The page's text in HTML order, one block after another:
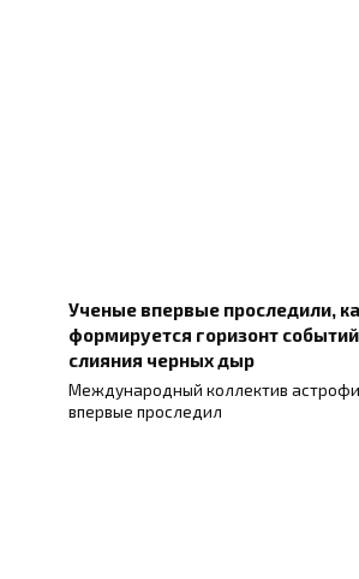
Ученые впервые проследили,
формируется горизонт
слияния черных дыр
Международный коллектив
впервые проследил